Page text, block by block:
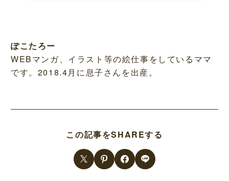
ぽこたろー
WEBマンガ、イラスト等の絵仕事をしているママ
です。2018.4月に息子さんを出産。
この記事をSHAREする